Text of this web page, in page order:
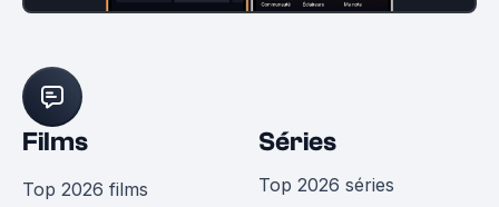
Films
Top 2026 films
Séries
Top 2026 séries